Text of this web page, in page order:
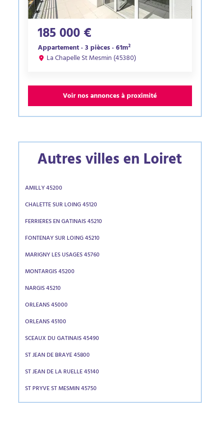
185 000 €
Appartement · 3 pièces · 61m²
La Chapelle St Mesmin (45380)
Voir nos annonces à proximité
Autres villes en Loiret
AMILLY 45200
CHALETTE SUR LOING 45120
FERRIERES EN GATINAIS 45210
FONTENAY SUR LOING 45210
MARIGNY LES USAGES 45760
MONTARGIS 45200
NARGIS 45210
ORLEANS 45000
ORLEANS 45100
SCEAUX DU GATINAIS 45490
ST JEAN DE BRAYE 45800
ST JEAN DE LA RUELLE 45140
ST PRYVE ST MESMIN 45750